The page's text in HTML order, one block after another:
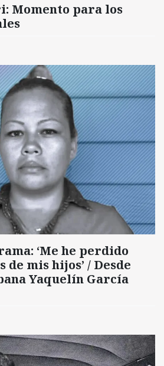
Momento para los
‘Me he perdido
de mis hijos’ / Desde
Yaquelín García